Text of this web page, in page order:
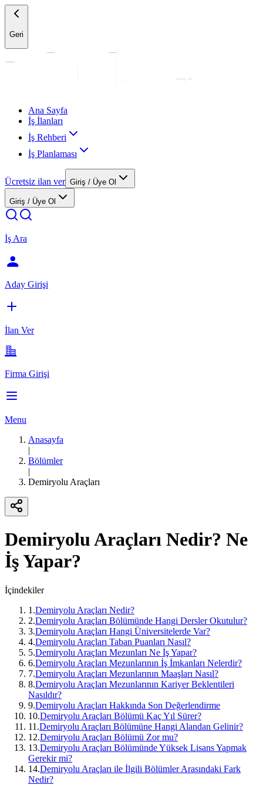
Geri
Ana Sayfa
İş İlanları
İş Rehberi
İş Planlaması
Ücretsiz ilan ver Giriş / Üye Ol
Giriş / Üye Ol
İş Ara
Aday Girişi
İlan Ver
Firma Girişi
Menu
Anasayfa
|
Bölümler
|
Demiryolu Araçları
Demiryolu Araçları Nedir? Ne
İş Yapar?
İçindekiler
1 .Demiryolu Araçları Nedir?
2.Demiryolu Araçları Bölümünde Hangi Dersler Okutulur?
3.Demiryolu Araçları Hangi Üniversitelerde Var?
4.Demiryolu Araçları Taban Puanları Nasıl?
5.Demiryolu Araçları Mezunları Ne İş Yapar?
6.Demiryolu Araçları Mezunlarının İş İmkanları Nelerdir?
7.Demiryolu Araçları Mezunlarının Maaşları Nasıl?
8.Demiryolu Araçları Mezunlarının Kariyer Beklentileri
Nasıldır?
9.Demiryolu Araçları Hakkında Son Değerlendirme
10.Demiryolu Araçları Bölümü Kaç Yıl Sürer?
11 .Demiryolu Araçları Bölümüne Hangi Alandan Gelinir?
12.Demiryolu Araçları Bölümü Zor mu?
13.Demiryolu Araçları Bölümünde Yüksek Lisans Yapmak
Gerekir mi?
14.Demiryolu Araçları ile İlgili Bölümler Arasındaki Fark
Nedir?